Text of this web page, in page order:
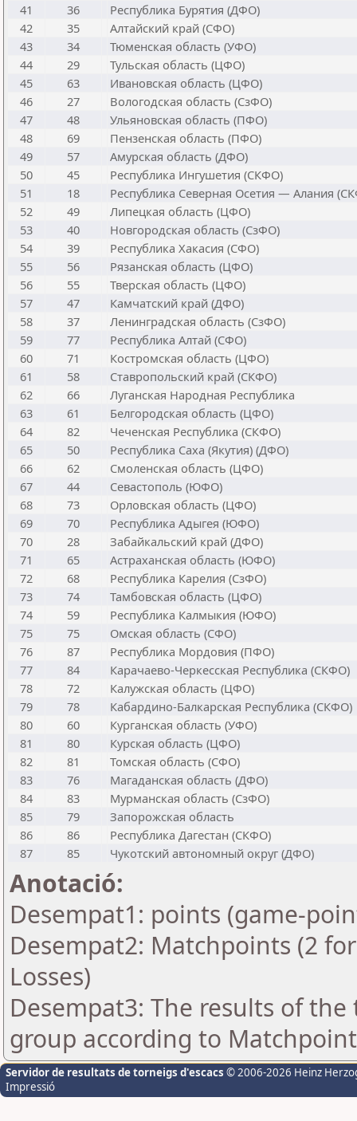
41
36
Республика Бурятия (ДФО)
42
35
Алтайский край (СФО)
43
34
Тюменская область (УФО)
44
29
Тульская область (ЦФО)
45
63
Ивановская область (ЦФО)
46
27
Вологодская область (СзФО)
47
48
Ульяновская область (ПФО)
48
69
Пензенская область (ПФО)
49
57
Амурская область (ДФО)
50
45
Республика Ингушетия (СКФО)
51
18
Республика Северная Осетия — Алания
52
49
Липецкая область (ЦФО)
53
40
Новгородская область (СзФО)
54
39
Республика Хакасия (СФО)
55
56
Рязанская область (ЦФО)
56
55
Тверская область (ЦФО)
57
47
Камчатский край (ДФО)
58
37
Ленинградская область (СзФО)
59
77
Республика Алтай (СФО)
60
71
Костромская область (ЦФО)
61
58
Ставропольский край (СКФО)
62
66
Луганская Народная Республика
63
61
Белгородская область (ЦФО)
64
82
Чеченская Республика (СКФО)
65
50
Республика Саха (Якутия) (ДФО)
66
62
Смоленская область (ЦФО)
67
44
Севастополь (ЮФО)
68
73
Орловская область (ЦФО)
69
70
Республика Адыгея (ЮФО)
70
28
Забайкальский край (ДФО)
71
65
Астраханская область (ЮФО)
72
68
Республика Карелия (СзФО)
73
74
Тамбовская область (ЦФО)
74
59
Республика Калмыкия (ЮФО)
75
75
Омская область (СФО)
76
87
Республика Мордовия (ПФО)
77
84
Карачаево-Черкесская Республика (СКФО)
78
72
Калужская область (ЦФО)
79
78
Кабардино-Балкарская Республика (СКФО)
80
60
Курганская область (УФО)
81
80
Курская область (ЦФО)
82
81
Томская область (СФО)
83
76
Магаданская область (ДФО)
84
83
Мурманская область (СзФО)
85
79
Запорожская область
86
86
Республика Дагестан (СКФО)
87
85 Чукотский автономный округ (ДФО)
Anotació:
Desempat1: points (game-
Desempat2: Matchpoints (2
Losses)
Desempat3: The results of
group according to
Servidor de resultats de torneigs d'escacs © 2006-2026 Heinz
Impressió